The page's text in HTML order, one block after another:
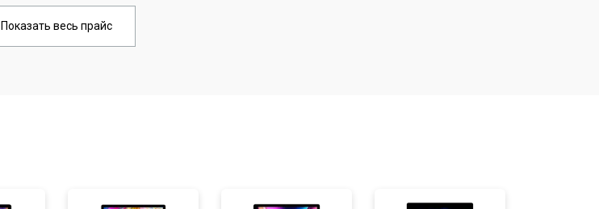
от 90 мин
Показать весь прайс